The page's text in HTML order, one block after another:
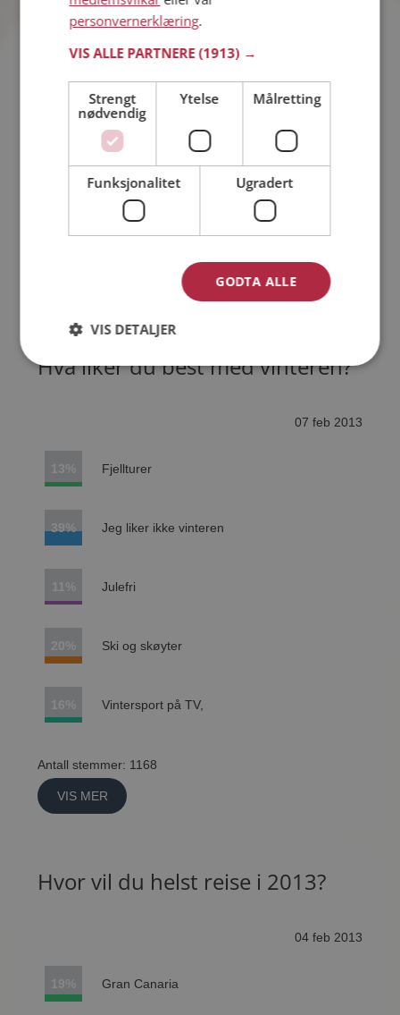
Dater du via mobilen?
Ja
Nei
Hva liker du best med vinteren?
07 feb 2013
13% Fjellturer
39% Jeg liker ikke vinteren
11% Julefri
20% Ski og skøyter
16% Vintersport på TV,
Antall stemmer: 1168
VIS MER
Hvor vil du helst reise i 2013?
04 feb 2013
19% Gran Canaria
personvernerklæring.
VIS ALLE PARTNERE(1913) →
Strengt
nødvendig
Ytelse Målretting
Funksjonalitet Ugradert
GODTA ALLE
VIS DETALJER